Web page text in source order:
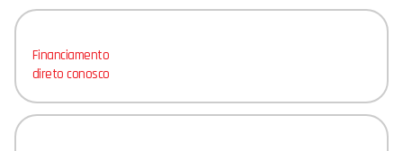
Financiamento
direto conosco